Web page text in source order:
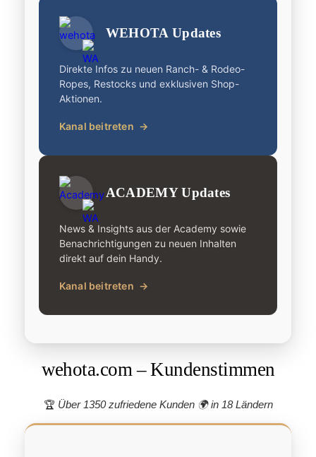
WEHOTA Updates
Direkte Infos zu neuen Ranch- & Rodeo-
Ropes, Restocks und exklusiven Shop-
Aktionen.
Kanal beitreten →
ACADEMY Updates
News & Insights aus der Academy sowie
Benachrichtigungen zu neuen Inhalten
direkt auf dein Handy.
Kanal beitreten →
wehota.com – Kundenstimmen
🏆 Über 1350 zufriedene Kunden 🌍 in 18 Ländern